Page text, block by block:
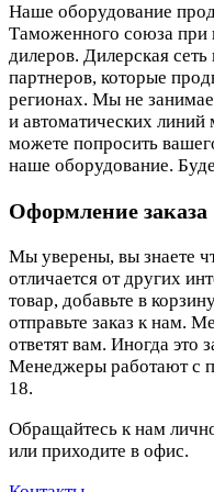
Наше оборудование
Таможенного союза при
дилеров. Дилерская
партнеров, которые
регионах. Мы не
и автоматических
можете попросить
наше оборудование.
Оформление заказа
Мы уверены, вы знаете
отличается от других
товар, добавьте в
отправьте заказ к нам.
ответят вам. Иногда это
Менеджеры работают с
18.
Обращайтесь к нам
или приходите в офис.